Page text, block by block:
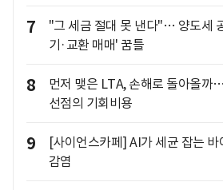
7
"그 세금 절대 못 낸다"… 양도세
기·교환 매매' 꿈틀
8
먼저 맺은 LTA, 손해로 돌아올까
선점의 기회비용
9
[사이언스카페] AI가 세균 잡는
감염